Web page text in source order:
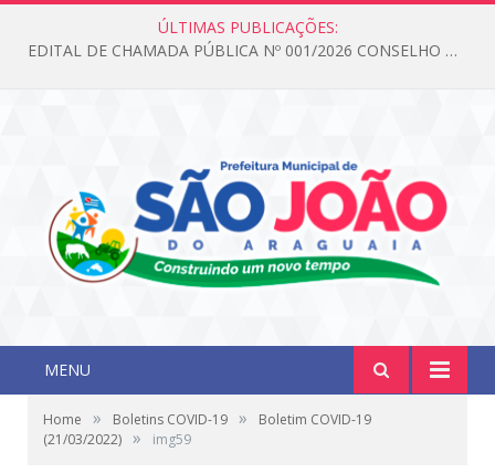
ÚLTIMAS PUBLICAÇÕES:
EDITAL DE CHAMADA PÚBLICA Nº 001/2026 CONSELHO DOS DIREITOS DA CRIANÇA E DO ADOLESCENTE
MENU
Home » Boletins COVID-19 »
Boletim COVID-19
(21/03/2022) » img59